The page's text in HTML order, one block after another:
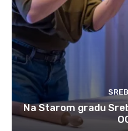
Na Starom gradu